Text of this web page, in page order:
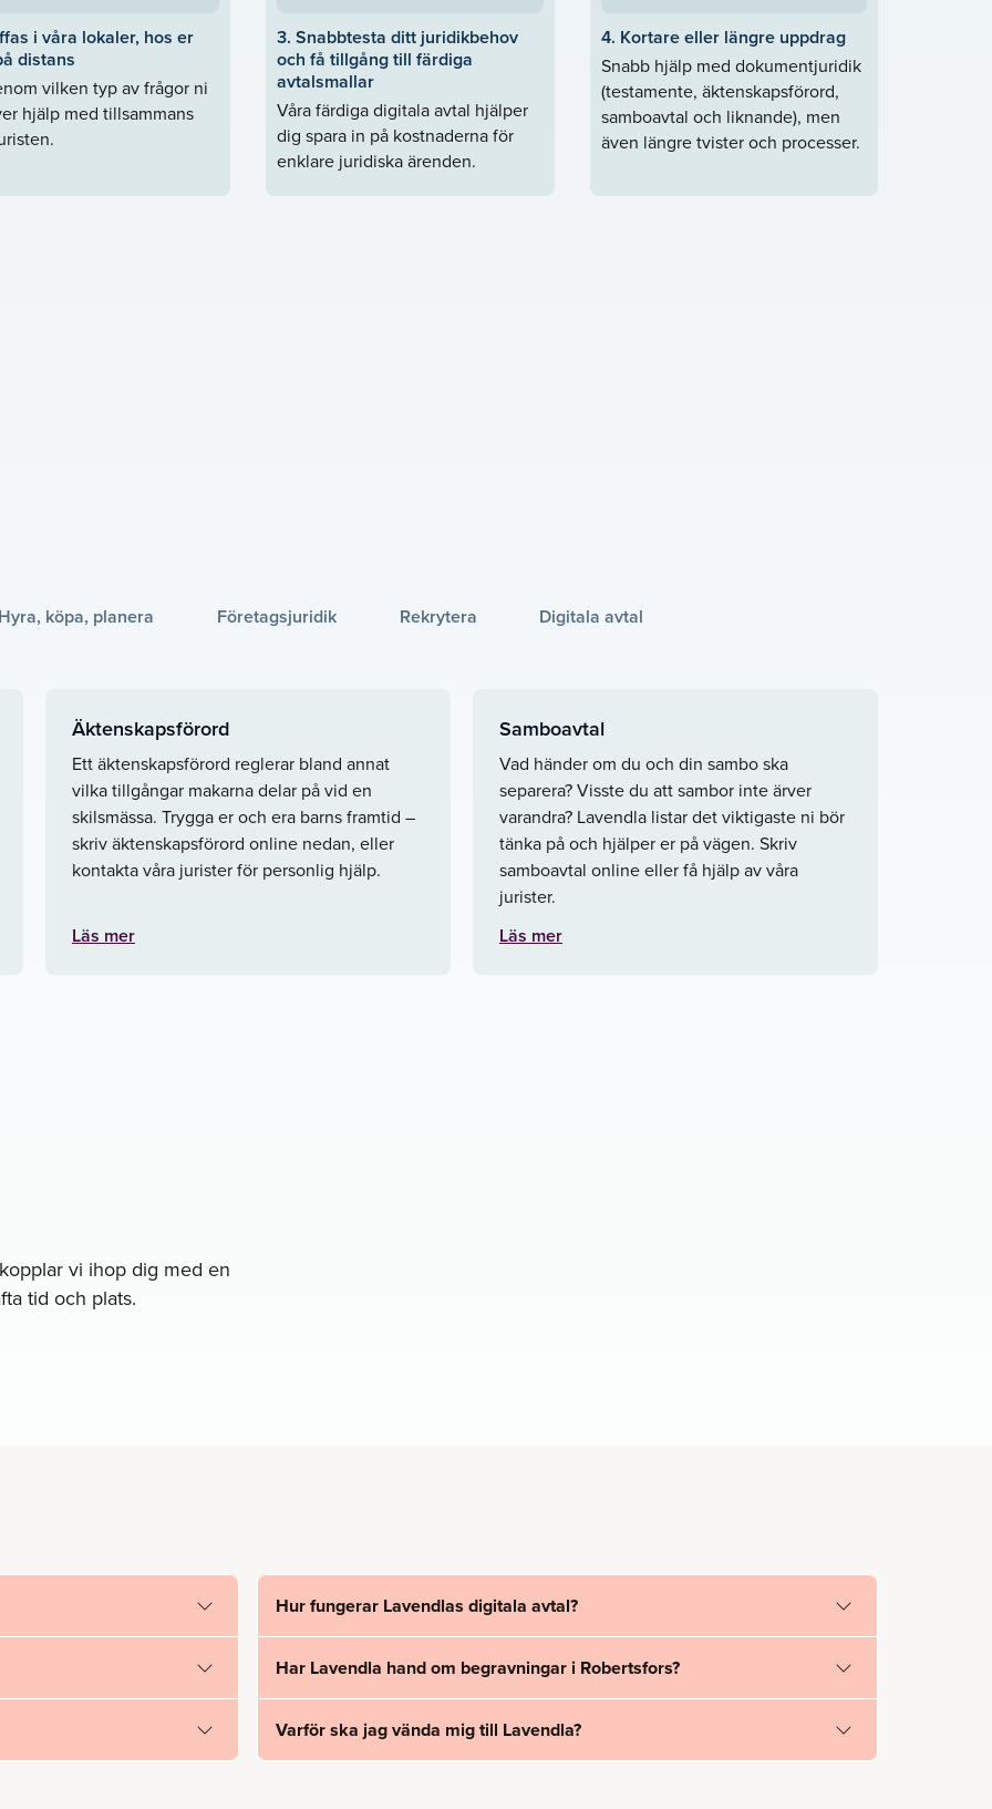
i våra lokaler, hos er
distans
vilken typ av frågor ni
hjälp med tillsammans
3. Snabbtesta ditt juridikbehov
och få tillgång till färdiga
avtalsmallar
Våra färdiga digitala avtal hjälper
dig spara in på kostnaderna för
enklare juridiska ärenden.
4. Kortare eller längre uppdrag
Snabb hjälp med dokumentjuridik
(testamente, äktenskapsförord,
samboavtal och liknande), men
även längre tvister och processer.
Hyra, köpa, planera Företagsjuridik Rekrytera Digitala avtal
Äktenskapsförord
Ett äktenskapsförord reglerar bland annat
vilka tillgångar makarna delar på vid en
skilsmässa. Trygga er och era barns framtid –
skriv äktenskapsförord online nedan, eller
kontakta våra jurister för personlig hjälp.
Läs mer
Samboavtal
Vad händer om du och din sambo ska
separera? Visste du att sambor inte ärver
varandra? Lavendla listar det viktigaste ni bör
tänka på och hjälper er på vägen. Skriv
samboavtal online eller få hjälp av våra
jurister.
Läs mer
vi ihop dig med en
tid och plats.
Hur fungerar Lavendlas digitala avtal?
Har Lavendla hand om begravningar i Robertsfors?
Varför ska jag vända mig till Lavendla?